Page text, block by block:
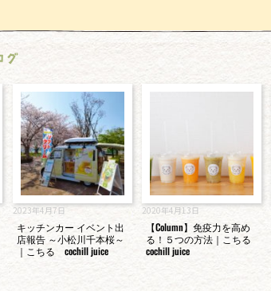
グ
2023年4月7日
キッチンカー イベント出
店報告 ～小松川千本桜～
｜こちる cochill juice
2020年4月13日
【Column】免疫力を高め
る！５つの方法｜こちる
cochill juice